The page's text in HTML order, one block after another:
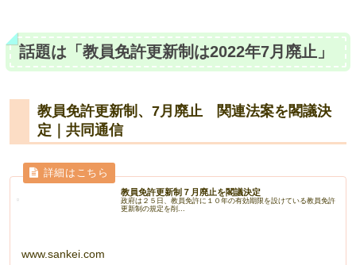
話題は「教員免許更新制は2022年7月廃止」
教員免許更新制、7月廃止 関連法案を閣議決
定｜共同通信
教員免許更新制７月廃止を閣議決定
政府は２５日、教員免許に１０年の有効期限を設けている教員免許
更新制の規定を削...
www.sankei.com